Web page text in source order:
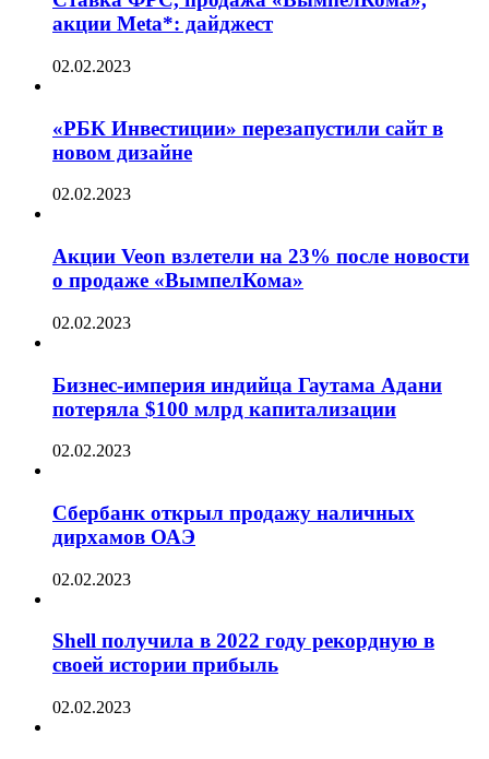
акции Meta*: дайджест
02.02.2023
«РБК Инвестиции» перезапустили сайт в
новом дизайне
02.02.2023
Акции Veon взлетели на 23% после новости
о продаже «ВымпелКома»
02.02.2023
Бизнес-империя индийца Гаутама Адани
потеряла $100 млрд капитализации
02.02.2023
Сбербанк открыл продажу наличных
дирхамов ОАЭ
02.02.2023
Shell получила в 2022 году рекордную в
своей истории прибыль
02.02.2023